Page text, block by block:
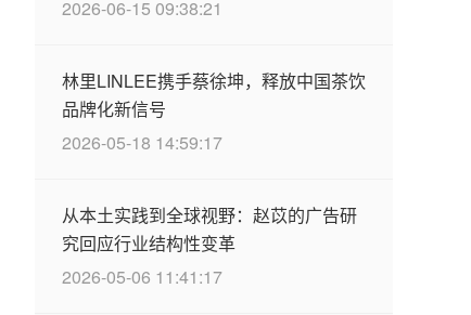
2026-06-15 09:38:21
林里LINLEE携手蔡徐坤，释放中国茶饮
品牌化新信号
2026-05-18 14:59:17
从本土实践到全球视野：赵苡的广告研
究回应行业结构性变革
2026-05-06 11:41:17